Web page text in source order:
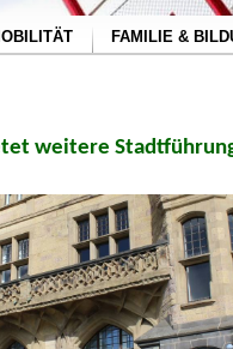
FAMILIE &
weitere